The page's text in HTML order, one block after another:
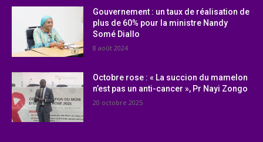
Gouvernement : un taux de réalisation de
plus de 60% pour la ministre Nandy
Somé Diallo
8 août 2024
Octobre rose : « La succion du mamelon
n’est pas un anti-cancer », Pr Nayi Zongo
20 octobre 2025